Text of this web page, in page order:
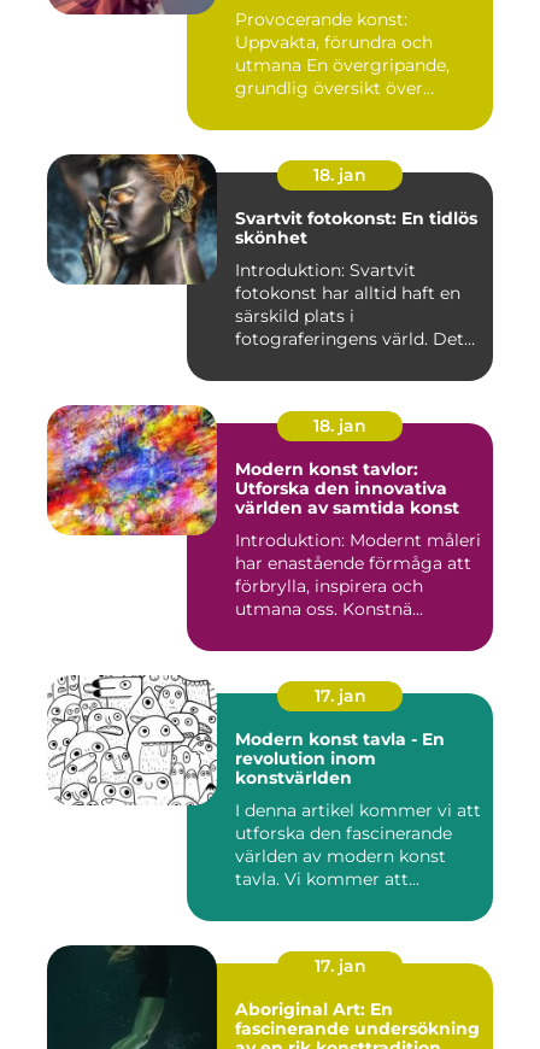
Provocerande konst:
Uppvakta, förundra och
utmana En övergripande,
grundlig översikt över
18. jan
Svartvit fotokonst: En tidlös
skönhet
Introduktion: Svartvit
fotokonst har alltid haft en
särskild plats i
fotograferingens värld. Det
18. jan
Modern konst tavlor:
Utforska den innovativa
världen av samtida konst
Introduktion: Modernt måleri
har enastående förmåga att
förbrylla, inspirera och
utmana oss. Konstnä...
17. jan
Modern konst tavla - En
revolution inom
konstvärlden
I denna artikel kommer vi att
utforska den fascinerande
världen av modern konst
tavla. Vi kommer att...
17. jan
Aboriginal Art: En
fascinerande undersökning